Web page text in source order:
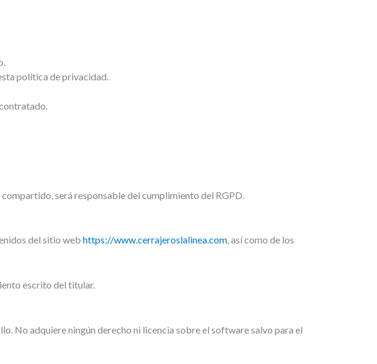
política de privacidad.
será responsable del cumplimiento del RGPD.
del sitio web https://www.cerrajeroslalinea.com, así como de los
escrito del titular.
No adquiere ningún derecho ni licencia sobre el software salvo para el